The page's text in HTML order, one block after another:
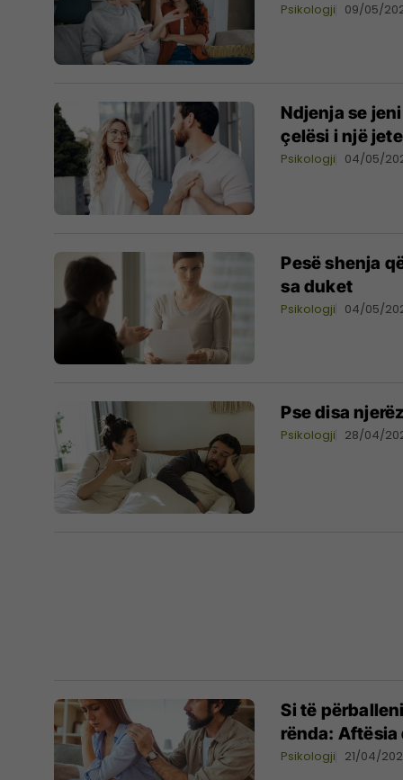
Psikologji 09/05/
Ndjenja se
çelësi i një
Psikologji 04/05/
Pesë shenja
sa duket
Psikologji 04/05/
Pse disa
Psikologji 28/04/
Si të
rënda: Aftësia
Psikologji 21/04/